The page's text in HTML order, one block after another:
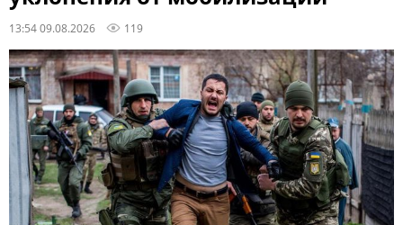
13:54 09.08.2026 119